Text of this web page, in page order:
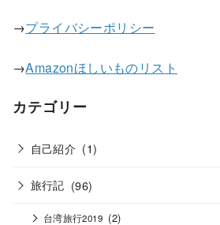
→プライバシーポリシー
→Amazonほしいものリスト
カテゴリー
自己紹介 (1)
旅行記 (96)
台湾旅行2019 (2)